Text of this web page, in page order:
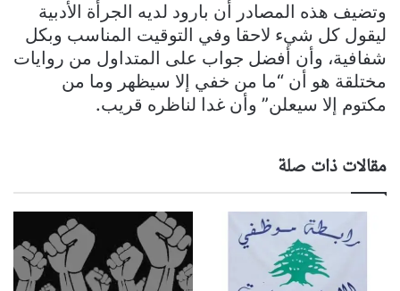
وتضيف هذه المصادر أن بارود لديه الجرأة الأدبية
ليقول كل شيء لاحقا وفي التوقيت المناسب وبكل
شفافية، وأن أفضل جواب على المتداول من روايات
مختلقة هو أن “ما من خفي إلا سيظهر وما من
مكتوم إلا سيعلن” وأن غدا لناظره قريب.
مقالات ذات صلة